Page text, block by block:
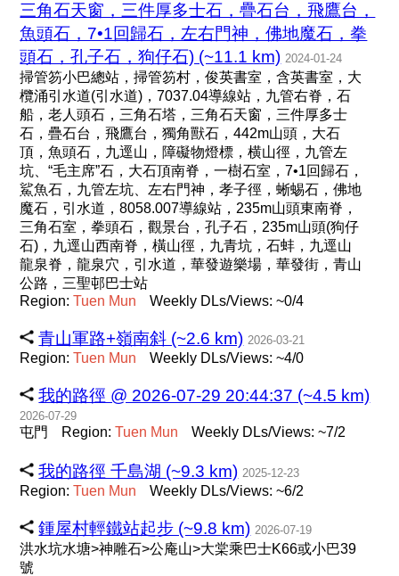
三角石天窗，三件厚多士石，疊石台，飛鷹台，
魚頭石，7•1回歸石，左右門神，佛地魔石，拳
頭石，孔子石，狗仔石) (~11.1 km) 2024-01-24
掃管笏小巴總站，掃管笏村，俊英書室，含英書室，大
欖涌引水道(引水道)，7037.04導線站，九管右脊，石
船，老人頭石，三角石塔，三角石天窗，三件厚多士
石，疊石台，飛鷹台，獨角獸石，442m山頭，大石
頂，魚頭石，九逕山，障礙物燈標，横山徑，九管左
坑、“毛主席”石，大石頂南脊，一樹石室，7•1回歸石，
鯊魚石，九管左坑、左右門神，孝子徑，蜥蜴石，佛地
魔石，引水道，8058.007導線站，235m山頭東南脊，
三角石室，拳頭石，觀景台，孔子石，235m山頭(狗仔
石)，九逕山西南脊，橫山徑，九青坑，石蚌，九逕山
龍泉脊，龍泉穴，引水道，華發遊樂場，華發街，青山
公路，三聖邨巴士站
Region:Tuen Mun Weekly DLs/Views: ~0/4
青山軍路+嶺南斜 (~2.6 km) 2026-03-21
Region:Tuen Mun Weekly DLs/Views: ~4/0
我的路徑 @ 2026-07-29 20:44:37 (~4.5 km)
2026-07-29
屯門 Region:Tuen Mun Weekly DLs/Views: ~7/2
我的路徑 千島湖 (~9.3 km) 2025-12-23
Region:Tuen Mun Weekly DLs/Views: ~6/2
鍾屋村輕鐵站起步 (~9.8 km) 2026-07-19
洪水坑水塘>神雕石>公庵山>大棠乘巴士K66或小巴39
號